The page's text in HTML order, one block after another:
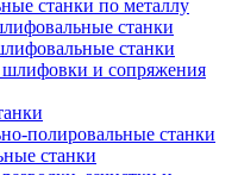
станки по металлу
станки
станки
и сопряжения
полировальные станки
станки